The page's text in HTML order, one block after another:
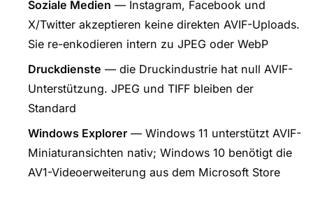
Soziale Medien — Instagram, Facebook und
X/Twitter akzeptieren keine direkten AVIF-Uploads.
Sie re-enkodieren intern zu JPEG oder WebP
Druckdienste — die Druckindustrie hat null AVIF-
Unterstützung. JPEG und TIFF bleiben der
Standard
Windows Explorer — Windows 11 unterstützt AVIF-
Miniaturansichten nativ; Windows 10 benötigt die
AV1-Videoerweiterung aus dem Microsoft Store